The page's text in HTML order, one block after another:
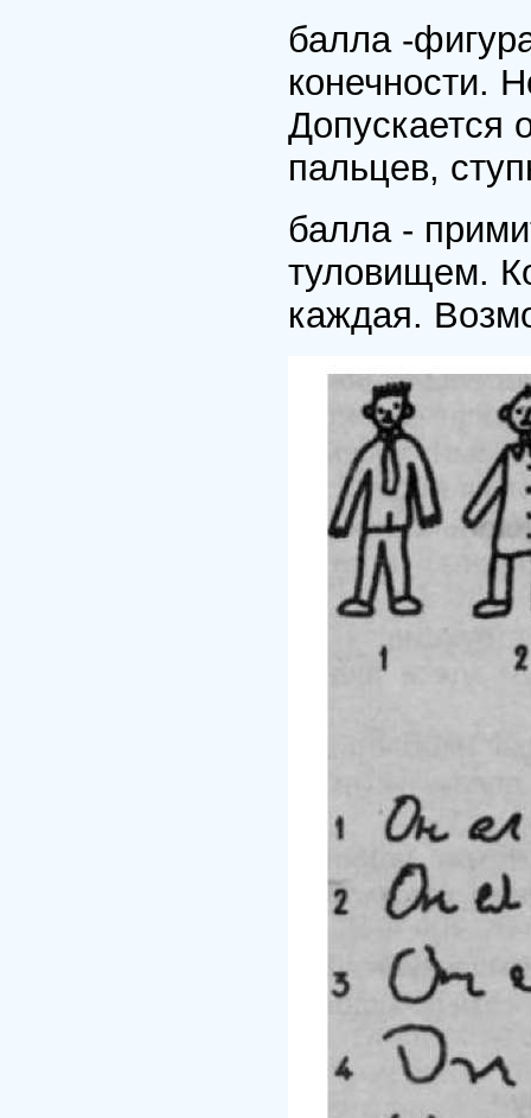
балла -
конечности.
Допускается
пальцев,
балла -
туловищем.
каждая.